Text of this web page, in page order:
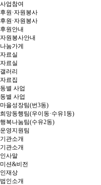
사업참여
후원·자원봉사
후원·자원봉사
후원안내
자원봉사안내
나눔가게
자료실
자료실
갤러리
자료집
동별 사업
동별 사업
마을성장팀(번3동)
희망동행팀(우이동·수유1동)
행복나눔팀(수유2동)
운영지원팀
기관소개
기관소개
인사말
미션&비전
인재상
법인소개